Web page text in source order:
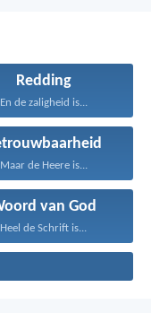
Redding
En de zaligheid is...
Maar de Heere is...
van God
Heel de Schrift is...